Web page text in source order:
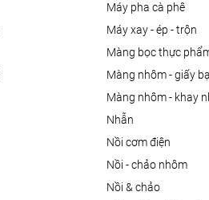
máy pha cà phê
máy xay - ép - trộn
màng bọc thực
màng nhôm - giấy
màng nhôm - khay
nhẫn
nồi cơm điện
nồi - chảo nhôm
nồi & chảo